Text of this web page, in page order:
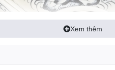
Xem thêm